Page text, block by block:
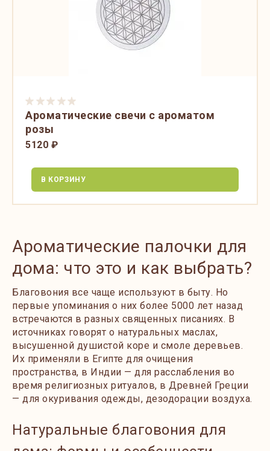
Ароматические свечи с ароматом
розы
5120 ₽
В КОРЗИНУ
Ароматические палочки для
дома: что это и как выбрать?
Благовония все чаще используют в быту. Но
первые упоминания о них более 5000 лет назад
встречаются в разных священных писаниях. В
источниках говорят о натуральных маслах,
высушенной душистой коре и смоле деревьев.
Их применяли в Египте для очищения
пространства, в Индии — для расслабления во
время религиозных ритуалов, в Древней Греции
— для окуривания одежды, дезодорации воздуха.
Натуральные благовония для